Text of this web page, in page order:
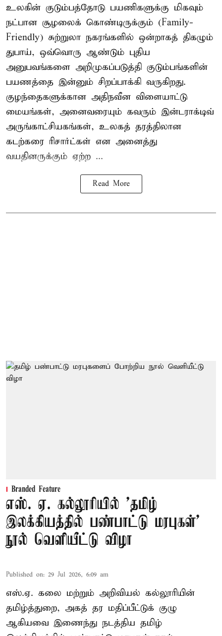
உலகின் குடும்பத்தோடு பயணிகளுக்கு மிகவும்
நட்பான சூழலைக் கொண்டிருக்கும் (Family-
Friendly) சுற்றுலா நகரங்களில் ஒன்றாகத் திகழும்
துபாய், ஒவ்வொரு ஆண்டும் புதிய
அனுபவங்களை அறிமுகப்படுத்தி குடும்பங்களின்
பயணத்தை இன்னும் சிறப்பாக்கி வருகிறது.
குழந்தைகளுக்கான அதிநவீன விளையாட்டு
மையங்கள், அனைவரையும் கவரும் இன்டராக்டிவ்
அருங்காட்சியகங்கள், உலகத் தரத்திலான
கடற்கரை ரிசார்ட்கள் என அனைத்து
வயதினருக்கும் ஏற்ற ...
Read More
Branded Feature
எஸ். ஏ. கல்லூரியில் 'தமிழ்
இலக்கியத்தில் பண்பாட்டு மரபுகள்'
நூல் வெளியீட்டு விழா
Published on: 29 Jul 2026, 6:09 am
எஸ்.ஏ. கலை மற்றும் அறிவியல் கல்லூரியின்
தமிழ்த்துறை, அகத் தர மதிப்பீட்டுக் குழு
ஆகியவை இணைந்து நடத்திய தமிழ்